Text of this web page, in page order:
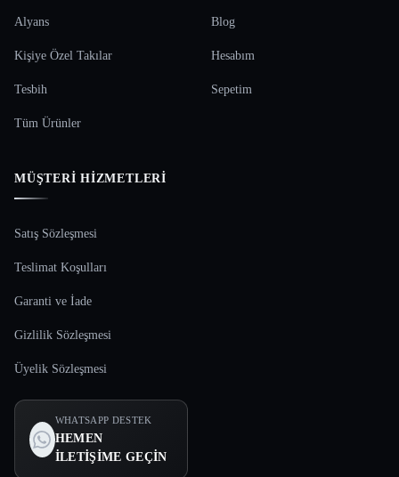
Alyans
Kişiye Özel Takılar
Tesbih
Tüm Ürünler
Blog
Hesabım
Sepetim
MÜŞTERI HIZMETLERI
Satış Sözleşmesi
Teslimat Koşulları
Garanti ve İade
Gizlilik Sözleşmesi
Üyelik Sözleşmesi
WHATSAPP DESTEK
HEMEN
İLETIŞIME GEÇIN